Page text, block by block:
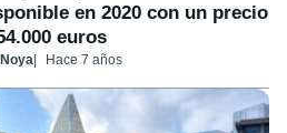
en 2020 con un precio
euros
Hace 7 años